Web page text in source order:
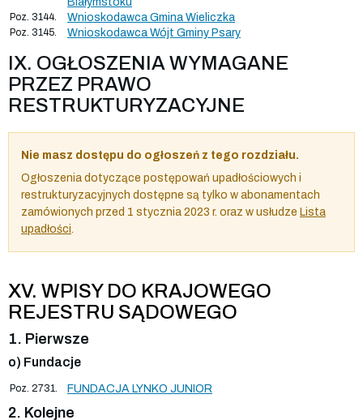
Poz. 3144. Wnioskodawca Gmina Wieliczka
Poz. 3145. Wnioskodawca Wójt Gminy Psary
IX. OGŁOSZENIA WYMAGANE
PRZEZ PRAWO
RESTRUKTURYZACYJNE
Nie masz dostępu do ogłoszeń z tego rozdziału.
Ogłoszenia dotyczące postępowań upadłościowych i
restrukturyzacyjnych dostępne są tylko w abonamentach
zamówionych przed 1 stycznia 2023 r. oraz w usłudze Lista
upadłości
XV. WPISY DO KRAJOWEGO
REJESTRU SĄDOWEGO
1. Pierwsze
o) Fundacje
Poz. 2731. FUNDACJA LYNKO JUNIOR
2. Kolejne